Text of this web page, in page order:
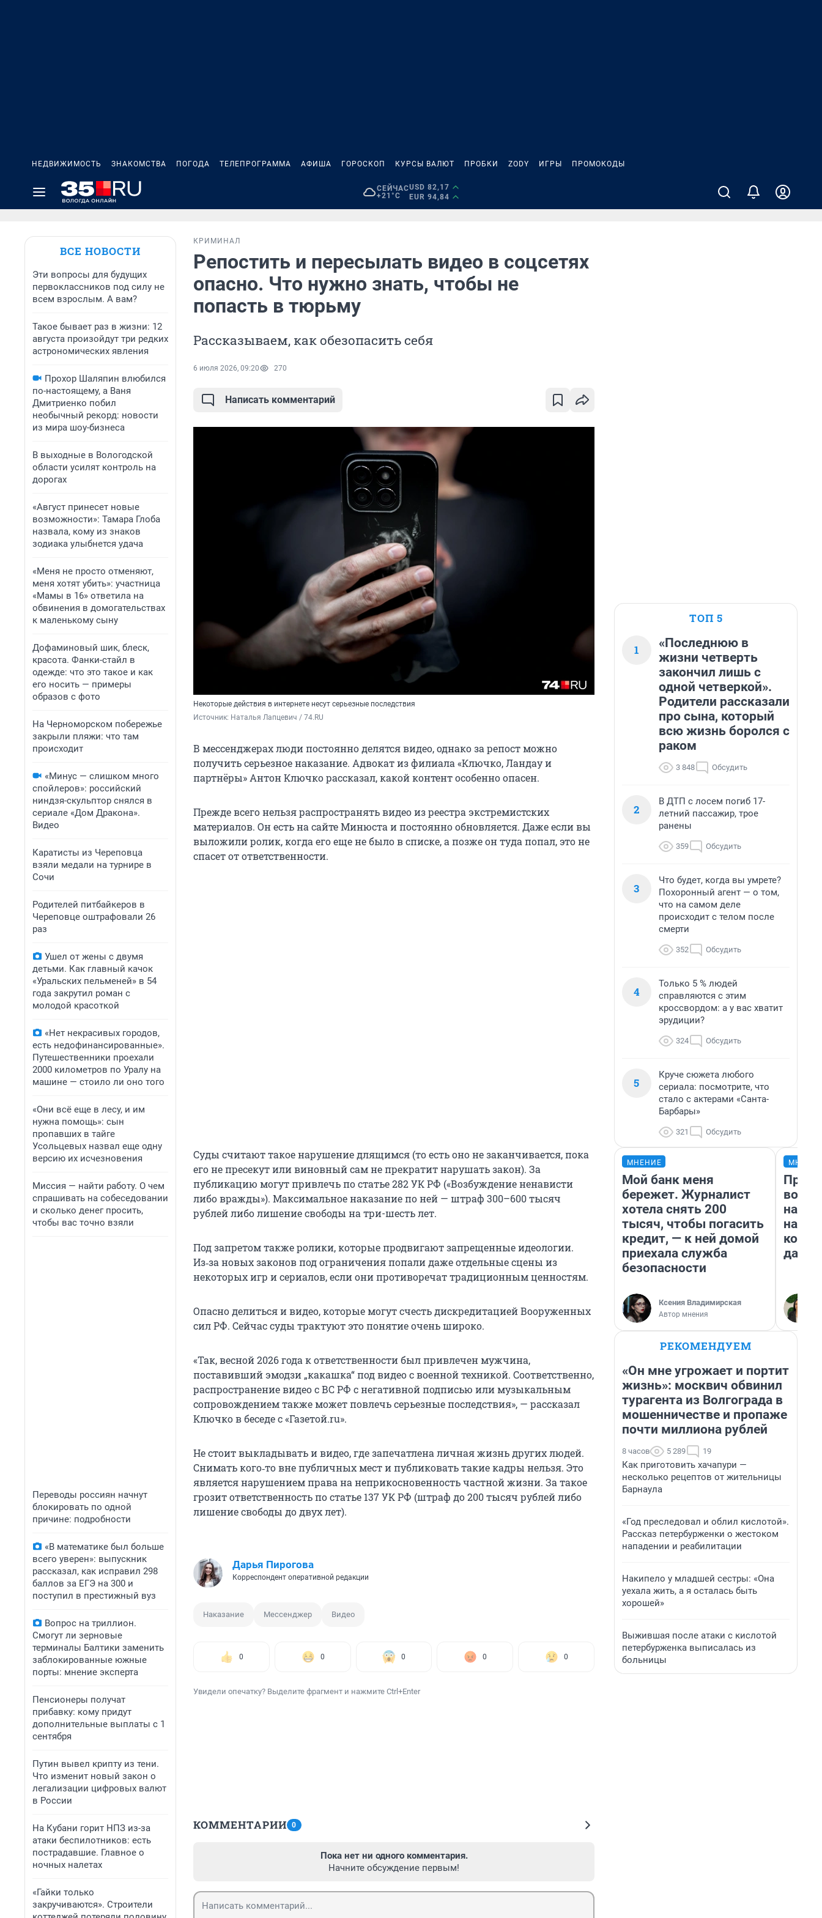
НЕДВИЖИМОСТЬ ЗНАКОМСТВА ПОГОДА ТЕЛЕПРОГРАММА АФИША ГОРОСКОП КУРСЫ ВАЛЮТ ПРОБКИ ZODY ИГРЫ ПРОМОКОДЫ
СЕЙЧАС
+21°C
USD 82,17
EUR 94,84
ВСЕ НОВОСТИ
Эти вопросы для будущих
первоклассников под силу не
всем взрослым. А вам?
Такое бывает раз в жизни: 12
августа произойдут три редких
астрономических явления
Прохор Шаляпин влюбился
по-настоящему, а Ваня
Дмитриенко побил
необычный рекорд: новости
из мира шоу-бизнеса
В выходные в Вологодской
области усилят контроль на
дорогах
«Август принесет новые
возможности»: Тамара Глоба
назвала, кому из знаков
зодиака улыбнется удача
«Меня не просто отменяют,
меня хотят убить»: участница
«Мамы в 16» ответила на
обвинения в домогательствах
к маленькому сыну
Дофаминовый шик, блеск,
красота. Фанки-стайл в
одежде: что это такое и как
его носить — примеры
образов с фото
На Черноморском побережье
закрыли пляжи: что там
происходит
«Минус — слишком много
спойлеров»: российский
ниндзя-скульптор снялся в
сериале «Дом Дракона».
Видео
Каратисты из Череповца
взяли медали на турнире в
Сочи
Родителей питбайкеров в
Череповце оштрафовали 26
раз
Ушел от жены с двумя
детьми. Как главный качок
«Уральских пельменей» в 54
года закрутил роман с
молодой красоткой
«Нет некрасивых городов,
есть недофинансированные».
Путешественники проехали
2000 километров по Уралу на
машине — стоило ли оно того
«Они всё еще в лесу, и им
нужна помощь»: сын
пропавших в тайге
Усольцевых назвал еще одну
версию их исчезновения
Миссия — найти работу. О чем
спрашивать на собеседовании
и сколько денег просить,
чтобы вас точно взяли
Переводы россиян начнут
блокировать по одной
причине: подробности
«В математике был больше
всего уверен»: выпускник
рассказал, как исправил 298
баллов за ЕГЭ на 300 и
поступил в престижный вуз
Вопрос на триллион.
Смогут ли зерновые
терминалы Балтики заменить
заблокированные южные
порты: мнение эксперта
Пенсионеры получат
прибавку: кому придут
дополнительные выплаты с 1
сентября
Путин вывел крипту из тени.
Что изменит новый закон о
легализации цифровых валют
в России
На Кубани горит НПЗ из-за
атаки беспилотников: есть
пострадавшие. Главное о
ночных налетах
«Гайки только
закручиваются». Строители
КРИМИНАЛ
Репостить и пересылать видео в соцсетях
опасно. Что нужно знать, чтобы не
попасть в тюрьму
Рассказываем, как обезопасить себя
6 июля 2026, 09:20 270
Написать комментарий
Некоторые действия в интернете несут серьезные последствия
Источник: Наталья Лапцевич / 74.RU
В мессенджерах люди постоянно делятся видео, однако за репост можно
получить серьезное наказание. Адвокат из филиала «Ключко, Ландау и
партнёры» Антон Ключко рассказал, какой контент особенно опасен.
Прежде всего нельзя распространять видео из реестра экстремистских
материалов. Он есть на сайте Минюста и постоянно обновляется. Даже если вы
выложили ролик, когда его еще не было в списке, а позже он туда попал, это не
спасет от ответственности.
Суды считают такое нарушение длящимся (то есть оно не заканчивается, пока
его не пресекут или виновный сам не прекратит нарушать закон). За
публикацию могут привлечь по статье 282 УК РФ («Возбуждение ненависти
либо вражды»). Максимальное наказание по ней — штраф 300–600 тысяч
рублей либо лишение свободы на три-шесть лет.
Под запретом также ролики, которые продвигают запрещенные идеологии.
Из‑за новых законов под ограничения попали даже отдельные сцены из
некоторых игр и сериалов, если они противоречат традиционным ценностям.
Опасно делиться и видео, которые могут счесть дискредитацией Вооруженных
сил РФ. Сейчас суды трактуют это понятие очень широко.
«Так, весной 2026 года к ответственности был привлечен мужчина,
поставивший эмодзи „какашка“ под видео с военной техникой. Соответственно,
распространение видео с ВС РФ с негативной подписью или музыкальным
сопровождением также может повлечь серьезные последствия», — рассказал
Ключко в беседе с «Газетой.ru».
Не стоит выкладывать и видео, где запечатлена личная жизнь других людей.
Снимать кого‑то вне публичных мест и публиковать такие кадры нельзя. Это
является нарушением права на неприкосновенность частной жизни. За такое
грозит ответственность по статье 137 УК РФ (штраф до 200 тысяч рублей либо
лишение свободы до двух лет).
Дарья Пирогова
Корреспондент оперативной редакции
Наказание Мессенджер Видео
0 0 0 0 0
Увидели опечатку? Выделите фрагмент и нажмите Ctrl+Enter
КОММЕНТАРИИ 0
Пока нет ни одного комментария.
Начните обсуждение первым!
ТОП 5
1
«Последнюю в
жизни четверть
закончил лишь с
одной четверкой».
Родители рассказали
про сына, который
всю жизнь боролся с
раком
3 848 Обсудить
2
В ДТП с лосем погиб 17-
летний пассажир, трое
ранены
359 Обсудить
3
Что будет, когда вы умрете?
Похоронный агент — о том,
что на самом деле
происходит с телом после
смерти
352 Обсудить
4
Только 5 % людей
справляются с этим
кроссвордом: а у вас хватит
эрудиции?
324 Обсудить
5
Круче сюжета любого
сериала: посмотрите, что
стало с актерами «Санта-
Барбары»
321 Обсудить
МНЕНИЕ
Мой банк меня
бережет. Журналист
хотела снять 200
тысяч, чтобы погасить
кредит, — к ней домой
приехала служба
безопасности
Ксения Владимирская
Автор мнения
нам
даже
РЕКОМЕНДУЕМ
«Он мне угрожает и портит
жизнь»: москвич обвинил
турагента из Волгограда в
мошенничестве и пропаже
почти миллиона рублей
8 часов 5 289 19
Как приготовить хачапури —
несколько рецептов от жительницы
Барнаула
«Год преследовал и облил кислотой».
Рассказ петербурженки о жестоком
нападении и реабилитации
Накипело у младшей сестры: «Она
уехала жить, а я осталась быть
хорошей»
Выжившая после атаки с кислотой
петербурженка выписалась из
больницы